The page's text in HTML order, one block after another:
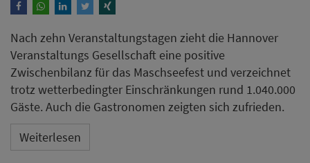
Nach zehn Veranstaltungstagen zieht die Hannover
Veranstaltungs Gesellschaft eine positive
Zwischenbilanz für das Maschseefest und verzeichnet
trotz wetterbedingter Einschränkungen rund 1.040.000
Gäste. Auch die Gastronomen zeigten sich zufrieden.
Weiterlesen